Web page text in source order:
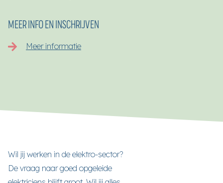
MEER INFO EN INSCHRIJVEN
Meer informatie
Wil jij werken in de elektro-sector?
De vraag naar goed opgeleide